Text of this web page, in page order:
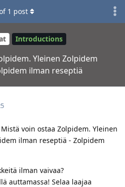
Introductions
Yleinen Zolpidem
ilman reseptiä
1 post
voin ostaa Zolpidem. Yleinen
ilman reseptiä - Zolpidem
ilman vaivaa?
auttamassa! Selaa laajaa